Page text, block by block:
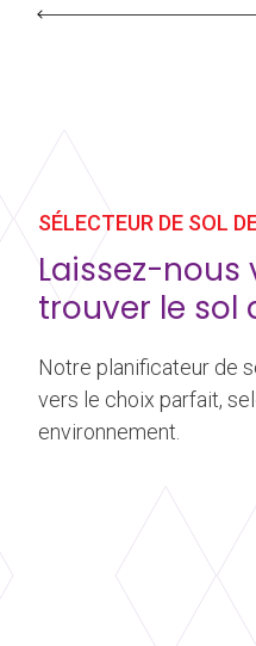
SÉLECTEUR DE SOL
Laissez-nous
trouver le sol
Notre planificateur de
vers le choix parfait,
environnement.